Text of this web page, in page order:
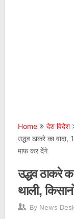
Home
देश विदेश
उद्धव ठाकरे का
माफ कर देंगे
उद्धव ठाकरे
थाली,
By News